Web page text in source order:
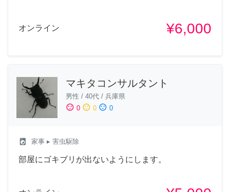
オンライン ¥6,000
マキタコンサルタント
男性 / 40代 / 兵庫県
sentiment_satisfied 0 sentiment_neutral 0 sentiment_dissatisfied 0
local_laundry_service 家事 ▸ 害虫駆除
部屋にゴキブリが出ないようにします。